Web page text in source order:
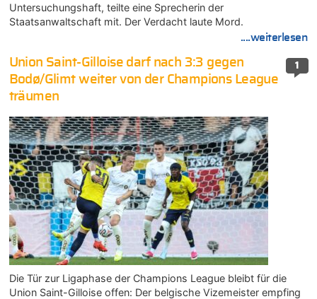
Untersuchungshaft, teilte eine Sprecherin der
Staatsanwaltschaft mit. Der Verdacht laute Mord.
....weiterlesen
1
Union Saint-Gilloise darf nach 3:3 gegen
Bodø/Glimt weiter von der Champions League
träumen
Die Tür zur Ligaphase der Champions League bleibt für die
Union Saint-Gilloise offen: Der belgische Vizemeister empfing